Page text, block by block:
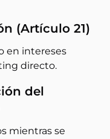
(Artículo 21)
en intereses
directo.
del
mientras se